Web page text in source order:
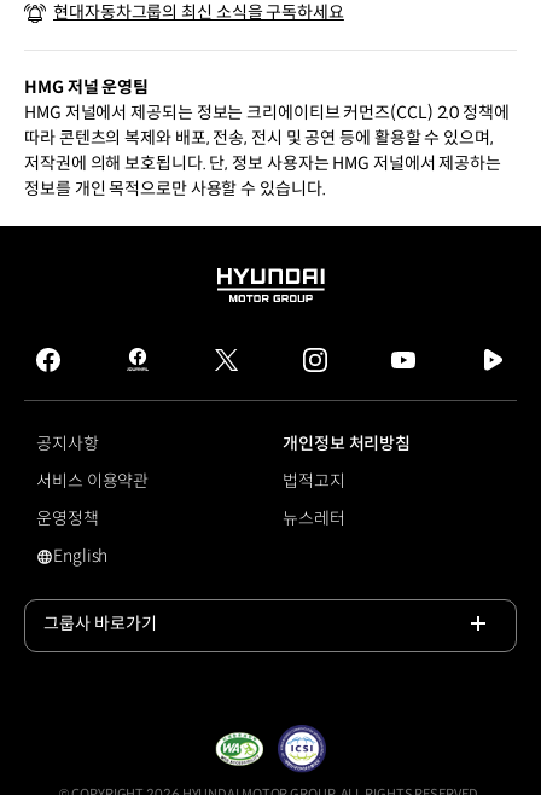
현대자동차그룹의 최신 소식을 구독하세요
HMG 저널 운영팀
HMG 저널에서 제공되는 정보는 크리에이티브 커먼즈(CCL) 2.0 정책에
따라 콘텐츠의 복제와 배포, 전송, 전시 및 공연 등에 활용할 수 있으며,
저작권에 의해 보호됩니다. 단, 정보 사용자는 HMG 저널에서 제공하는
정보를 개인 목적으로만 사용할 수 있습니다.
HYUNDAI
GROUP
facebook
hmg
journal
twitter instagram
tv
공지사항
개인정보 처리방침
서비스 이용약관
법적고지
운영정책
뉴스레터
영문 사이트로 이동
English
그룹사 바로가기
© COPYRIGHT 2026 HYUNDAI MOTOR GROUP, ALL RIGHTS RESERVED.